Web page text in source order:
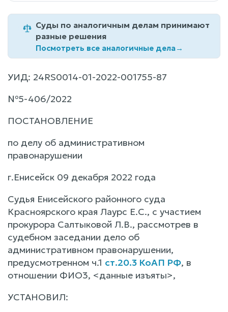
Суды по аналогичным делам принимают
разные решения
Посмотреть все аналогичные дела→
УИД: 24RS0014-01-2022-001755-87
№5-406/2022
ПОСТАНОВЛЕНИЕ
по делу об административном
правонарушении
г.Енисейск 09 декабря 2022 года
Судья Енисейского районного суда
Красноярского края Лаурс Е.С., с участием
прокурора Салтыковой Л.В., рассмотрев в
судебном заседании дело об
административном правонарушении,
предусмотренном ч.1 ст.20.3 КоАП РФ, в
отношении ФИО3, <данные изъяты>,
УСТАНОВИЛ: